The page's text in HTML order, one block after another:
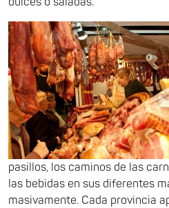
pasillos, los caminos de las
las bebidas en sus diferentes
masivamente. Cada provincia